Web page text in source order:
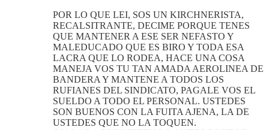
POR LO QUE LEI, SOS UN KIRCHNERISTA,
RECALSITRANTE, DECIME PORQUE TENES
QUE MANTENER A ESE SER NEFASTO Y
MALEDUCADO QUE ES BIRO Y TODA ESA
LACRA QUE LO RODEA, HACE UNA COSA
MANEJA VOS TU TAN AMADA AEROLINEA DE
BANDERA Y MANTENE A TODOS LOS
RUFIANES DEL SINDICATO, PAGALE VOS EL
SUELDO A TODO EL PERSONAL. USTEDES
SON BUENOS CON LA FUITA AJENA, LA DE
USTEDES QUE NO LA TOQUEN.